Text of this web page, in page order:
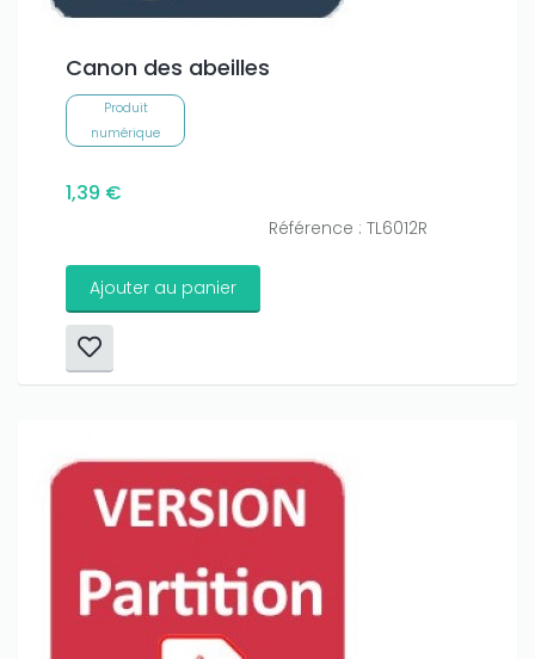
Canon des abeilles
Produit
numérique
1,39 €
Référence : TL6012R
Ajouter au panier